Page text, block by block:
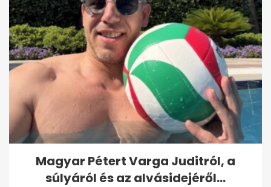
Magyar Pétert Varga Juditról, a
súlyáról és az alvásidejéről...